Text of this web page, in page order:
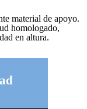
material de apoyo.
homologado,
en altura.